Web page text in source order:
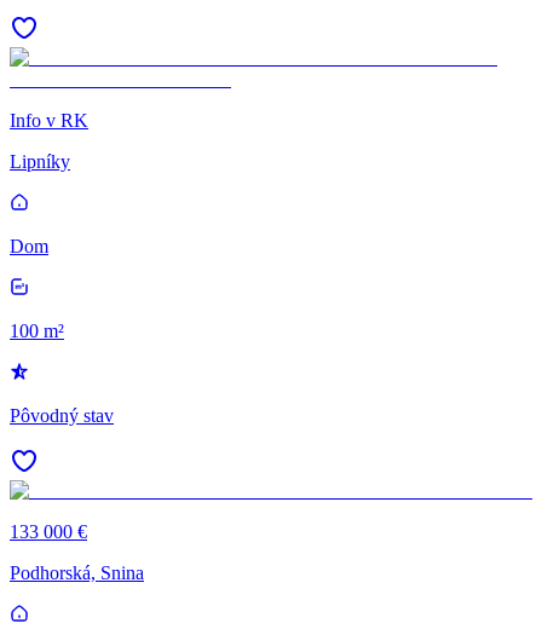
Info v RK
Lipníky
Dom
100 m²
Pôvodný stav
133 000 €
Podhorská, Snina